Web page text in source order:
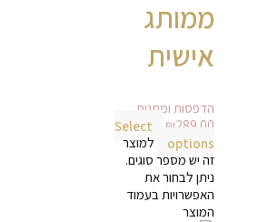
ממותג
אישית
הדפסות ומתנות
₪289.00
Select
options
למוצר
זה יש מספר סוגים.
ניתן לבחור את
האפשרויות בעמוד
המוצר